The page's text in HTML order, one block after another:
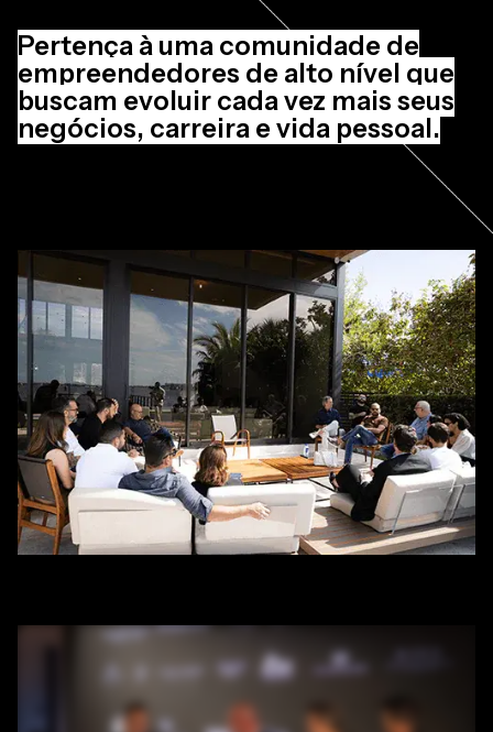
Pertença à uma comunidade de
empreendedores de alto nível que
buscam evoluir cada vez mais seus
negócios, carreira e vida pessoal.